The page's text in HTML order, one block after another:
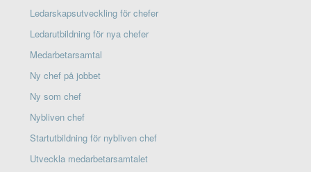
Ledarskapsutveckling för chefer
Ledarutbildning för nya chefer
Medarbetarsamtal
Ny chef på jobbet
Ny som chef
Nybliven chef
Startutbildning för nybliven chef
Utveckla medarbetarsamtalet